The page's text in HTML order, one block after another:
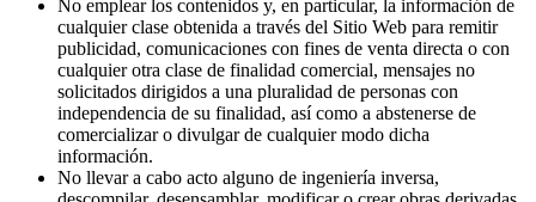
No emplear los contenidos y, en particular, la información de
cualquier clase obtenida a través del Sitio Web para remitir
publicidad, comunicaciones con fines de venta directa o con
cualquier otra clase de finalidad comercial, mensajes no
solicitados dirigidos a una pluralidad de personas con
independencia de su finalidad, así como a abstenerse de
comercializar o divulgar de cualquier modo dicha
información.
No llevar a cabo acto alguno de ingeniería inversa,